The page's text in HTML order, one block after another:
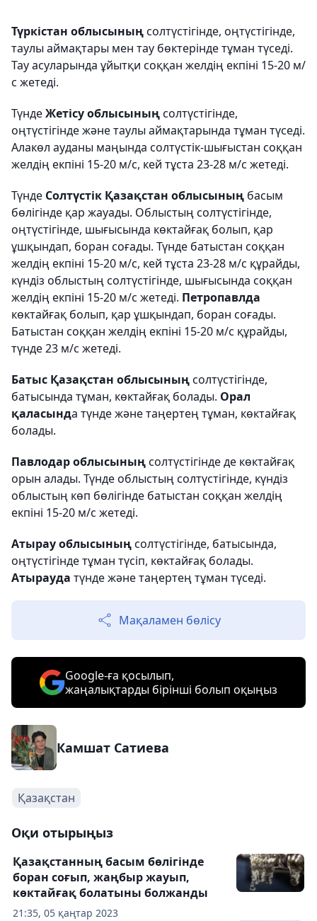
Түркістан облысыныңсолтүстігінде, оңтүстігінде,
таулы аймақтары мен тау бөктерінде тұман түседі.
Тау асуларында ұйытқи соққан желдің екпіні 15-20 м/
с жетеді.
ТүндеЖетісу облысыныңсолтүстігінде,
оңтүстігінде және таулы аймақтарында тұман түседі.
Алакөл ауданы маңында солтүстік-шығыстан соққан
желдің екпіні 15-20 м/с, кей тұста 23-28 м/с жетеді.
Түнде Солтүстік Қазақстан облысының басым
бөлігінде қар жауады. Облыстың солтүстігінде,
оңтүстігінде, шығысында көктайғақ болып, қар
ұшқындап, боран соғады. Түнде батыстан соққан
желдің екпіні 15-20 м/с, кей тұста 23-28 м/с құрайды,
күндіз облыстың солтүстігінде, шығысында соққан
желдің екпіні 15-20 м/с жетеді. Петропавлда
көктайғақ болып, қар ұшқындап, боран соғады.
Батыстан соққан желдің екпіні 15-20 м/с құрайды,
түнде 23 м/с жетеді.
Батыс Қазақстан облысыныңсолтүстігінде,
батысында тұман, көктайғақ болады. Орал
қаласында түнде және таңертең тұман, көктайғақ
болады.
Павлодар облысыныңсолтүстігінде де көктайғақ
орын алады. Түнде облыстың солтүстігінде, күндіз
облыстың көп бөлігінде батыстан соққан желдің
екпіні 15-20 м/с жетеді.
Атырау облысыныңсолтүстігінде, батысында,
оңтүстігінде тұман түсіп, көктайғақ болады.
Атырауда түнде және таңертең тұман түседі.
Мақаламен бөлісу
Google-ға қосылып,
жаңалықтарды бірінші болып оқыңыз
Камшат Сатиева
Қазақстан
Оқи отырыңыз
21:35, 05 қаңтар 2023
Қазақстанның басым бөлігінде
боран соғып, жаңбыр жауып,
көктайғақ болатыны болжанды